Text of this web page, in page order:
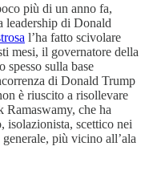
più di un anno fa,
leadership di Donald
l’ha fatto scivolare
mesi, il governatore della
spesso sulla base
di Donald Trump
è riuscito a risollevare
Ramaswamy, che ha
isolazionista, scettico nei
più vicino all’ala